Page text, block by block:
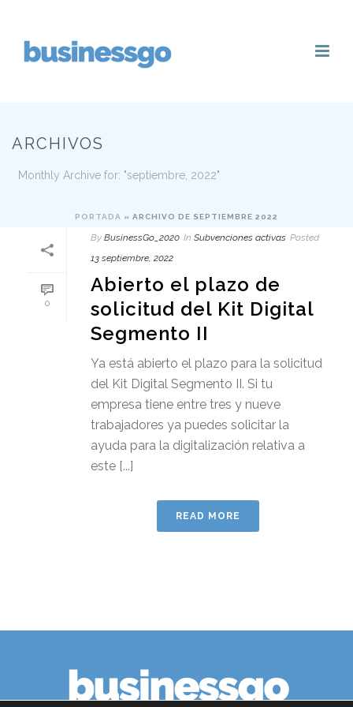
ARCHIVOS
Monthly Archive for: "septiembre, 2022"
PORTADA » ARCHIVO DE SEPTIEMBRE 2022
0
By BusinessGo_2020 In Subvenciones activas Posted
13 septiembre, 2022
Abierto el plazo de
solicitud del Kit Digital
Segmento II
Ya está abierto el plazo para la solicitud
del Kit Digital Segmento II. Si tu
empresa tiene entre tres y nueve
trabajadores ya puedes solicitar la
ayuda para la digitalización relativa a
este [...]
READ MORE